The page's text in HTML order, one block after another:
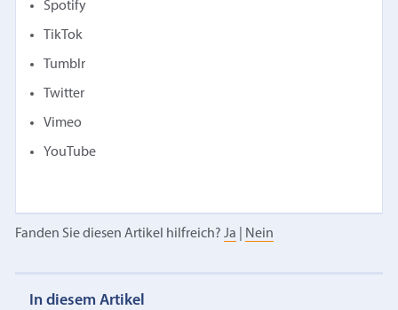
Spotify
TikTok
Tumblr
Twitter
Vimeo
YouTube
Fanden Sie diesen Artikel hilfreich? Ja Nein
In diesem Artikel